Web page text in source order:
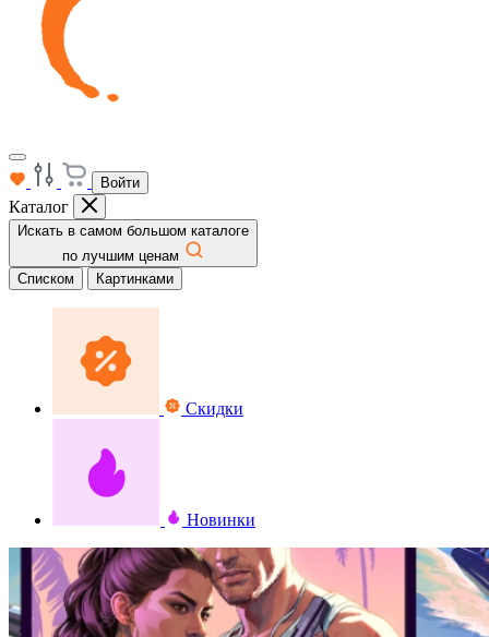
Войти
Каталог
Искать в самом большом каталоге
по лучшим ценам
Списком
Картинками
Скидки
Новинки